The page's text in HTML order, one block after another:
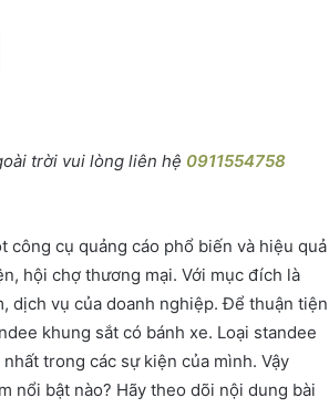
Pocket
trời vui lòng liên hệ 0911554758
công cụ quảng cáo phổ biến và hiệu quả
hội chợ thương mại. Với mục đích là
dịch vụ của doanh nghiệp. Để thuận tiện
khung sắt có bánh xe. Loại standee
trong các sự kiện của mình. Vậy
nổi bật nào? Hãy theo dõi nội dung bài